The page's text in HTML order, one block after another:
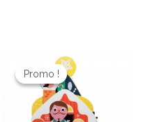
Promo !
Promo !
initial
était :
10,00 €.
Le
prix
actuel
est :
8,00 €.